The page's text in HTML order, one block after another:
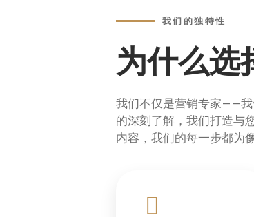
我们的独特性
为什么选
我们不仅是营销专家——我
的深刻了解，我们打造与
内容，我们的每一步都为